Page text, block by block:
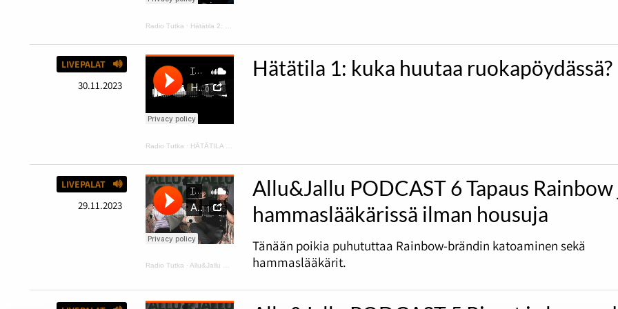
Radio Tutka · Hätätila 2: kurpitsakeittoa ja makaroonimössöä
LIVEPALAT
30.11.2023
Radio Tutka · HÄTÄTILA podcast 1
Hätätila 1: kuka huutaa ruokapöydässä?
LIVEPALAT
29.11.2023
Radio Tutka ·Allu&Jallu PODCAST 6 Tapaus Rainbow ja hammaslääkärissä ilman housuja
Allu&Jallu PODCAST 6 Tapaus Rainbow
hammaslääkärissä ilman housuja
Tänään poikia puhututtaa Rainbow-brändin katoaminen sekä
hammaslääkärit.